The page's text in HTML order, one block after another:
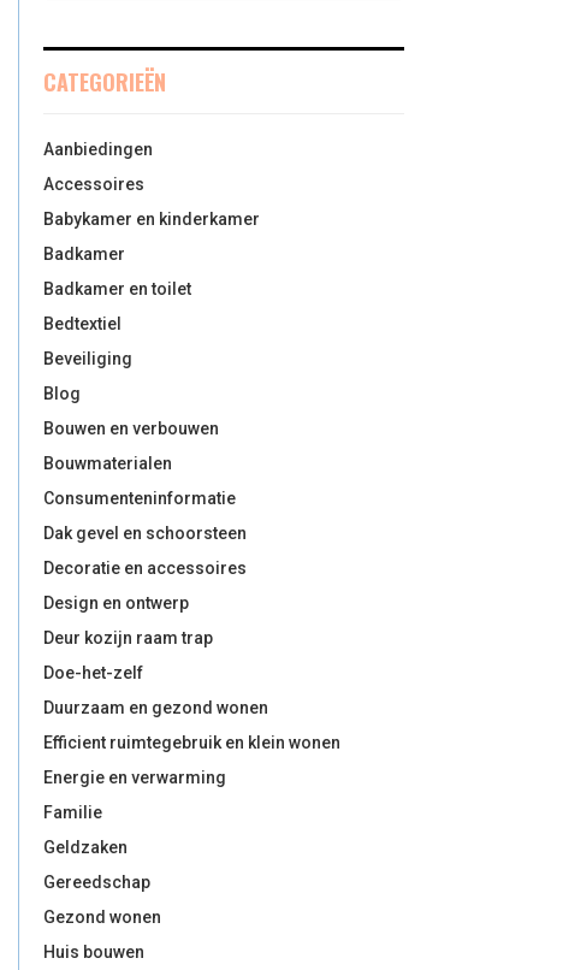
CATEGORIEËN
Aanbiedingen
Accessoires
Babykamer en kinderkamer
Badkamer
Badkamer en toilet
Bedtextiel
Beveiliging
Blog
Bouwen en verbouwen
Bouwmaterialen
Consumenteninformatie
Dak gevel en schoorsteen
Decoratie en accessoires
Design en ontwerp
Deur kozijn raam trap
Doe-het-zelf
Duurzaam en gezond wonen
Efficient ruimtegebruik en klein wonen
Energie en verwarming
Familie
Geldzaken
Gereedschap
Gezond wonen
Huis bouwen